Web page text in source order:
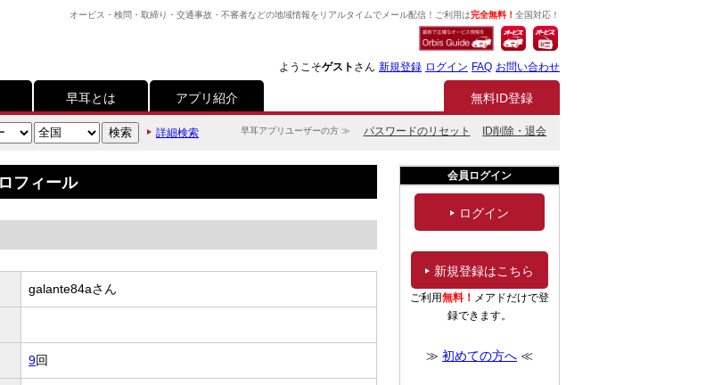
オービス・検問・取締り・交通事故・不審者などの地域情報をリアルタイムでメール配信！ご利用は完全無料！ 全国対応！
ようこそゲスト さん 新規登録 ログイン FAQ お問い合わせ
早耳とは アプリ紹介 無料ID登録
早耳アプリユーザーの方 ≫ パスワードのリセット ID削除・退会
詳細検索
フィール
galante84aさん
9回
会員ログイン
ログイン
新規登録はこちら
ご利用無料！ メアドだけで登
録できます。
≫ 初めての方へ ≪